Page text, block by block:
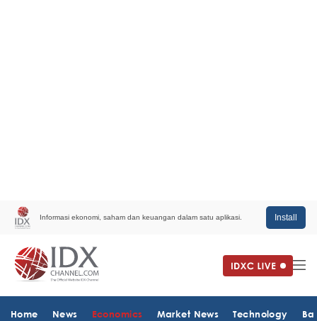
Informasi ekonomi, saham dan keuangan dalam satu aplikasi. Install
Home News Economics Market News Technology